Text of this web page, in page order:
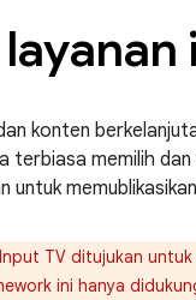
konten
terbiasa memilih
untuk
TV ditujukan
ini hanya